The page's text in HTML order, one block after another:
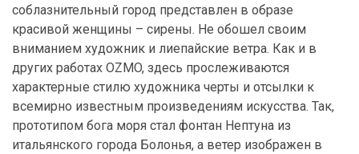
соблазнительный город представлен в образе
красивой женщины – сирены. Не обошел своим
вниманием художник и лиепайские ветра. Как и в
других работах OZMO, здесь прослеживаются
характерные стилю художника черты и отсылки к
всемирно известным произведениям искусства. Так,
прототипом бога моря стал фонтан Нептуна из
итальянского города Болонья, а ветер изображен в